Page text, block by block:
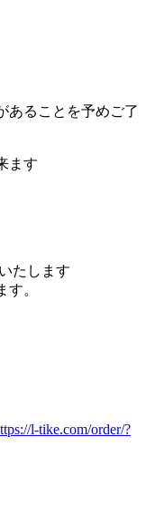
あることを予めご了
ます
たします
。
l-tike.com/order/?